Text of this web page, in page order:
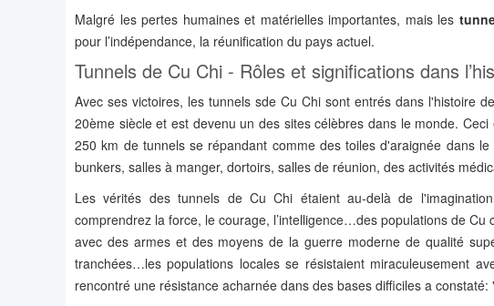
Malgré les pertes humaines et matérielles importantes, mais les
pour l’indépendance, la réunification du pays actuel.
Tunnels de Cu Chi - Rôles et significations dans
Avec ses victoires, les tunnels sde Cu Chi sont entrés dans l'histoire
20ème siècle et est devenu un des sites célèbres dans le monde.
250 km de tunnels se répandant comme des toiles d'araignée dans
bunkers, salles à manger, dortoirs, salles de réunion, des activités
Les vérités des tunnels de Cu Chi étaient au-delà de
comprendrez la force, le courage, l’intelligence…des populations de
avec des armes et des moyens de la guerre moderne de qualité
tranchées…les populations locales se résistaient miraculeusement
rencontré une résistance acharnée dans des bases difficiles a